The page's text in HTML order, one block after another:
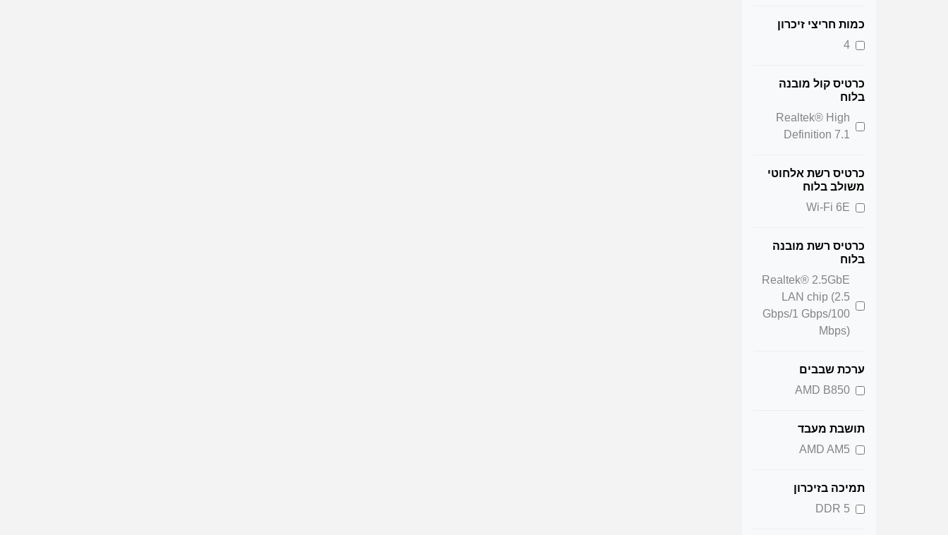
כמות חריצי זיכרון
4
כרטיס קול מובנה
בלוח
Realtek® High
Definition 7.1
כרטיס רשת אלחוטי
משולב בלוח
Wi-Fi 6E
כרטיס רשת מובנה
בלוח
Realtek® 2.5GbE
LAN chip (2.5
Gbps/1 Gbps/100
Mbps)
ערכת שבבים
AMD B850
תושבת מעבד
AMD AM5
תמיכה בזיכרון
DDR 5